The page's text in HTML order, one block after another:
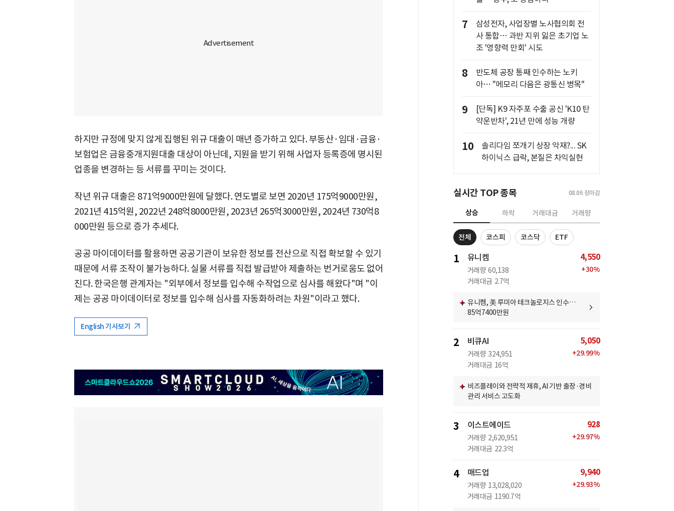
하지만 규정에 맞지 않게 집행된 위규 대출이 매년 증가하고 있다. 부동산·임대·금융·
보험업은 금융중개지원대출 대상이 아닌데, 지원을 받기 위해 사업자 등록증에 명시된
업종을 변경하는 등 서류를 꾸미는 것이다.
작년 위규 대출은 871억9000만원에 달했다. 연도별로 보면 2020년 175억9000만원,
2021년 415억원, 2022년 248억8000만원, 2023년 265억3000만원, 2024년 730억8
000만원 등으로 증가 추세다.
공공 마이데이터를 활용하면 공공기관이 보유한 정보를 전산으로 직접 확보할 수 있기
때문에 서류 조작이 불가능하다. 실물 서류를 직접 발급받아 제출하는 번거로움도 없어
진다. 한국은행 관계자는 "외부에서 정보를 입수해 수작업으로 심사를 해왔다"며 "이
제는 공공 마이데이터로 정보를 입수해 심사를 자동화하려는 차원"이라고 했다.
English 기사보기
7
삼성전자, 사업장별 노사협의회 전
사 통합… 과반 지위 잃은 초기업 노
조 '영향력 만회' 시도
8
반도체 공장 통째 인수하는 노키
아… "메모리 다음은 광통신 병목"
9
[단독] K9 자주포 수출 공신 'K10 탄
약운반차', 21년 만에 성능 개량
10
솔리다임 쪼개기 상장 악재?... SK
하이닉스 급락, 본질은 차익실현
실시간 TOP 종목 08.06 장마감
상승 하락 거래대금 거래량
전체 코스피 코스닥 ETF
1 유니켐
거래량 60,138
거래대금 2.7억
4,550
+30%
유니켐, 美 루미아 테크놀로지스 인수…
85억7400만원
2 비큐AI
거래량 324,951
거래대금 16억
5,050
+29.99%
비즈플레이와 전략적 제휴, AI 기반 출장·경비
관리 서비스 고도화
3 이스트에이드
거래량 2,620,951
거래대금 22.3억
928
+29.97%
4 매드업
거래량 13,028,020
거래대금 1190.7억
9,940
+29.93%